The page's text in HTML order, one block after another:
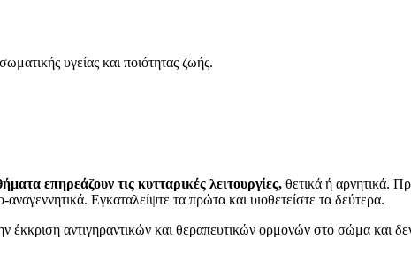
υγείας και ποιότητας ζωής.
επηρεάζουν τις κυτταρικές λειτουργίες, θετικά ή αρνητικά.
Εγκαταλείψτε τα πρώτα και υιοθετείστε τα δεύτερα.
έκκριση αντιγηραντικών και θεραπευτικών ορμονών στο σώμα και